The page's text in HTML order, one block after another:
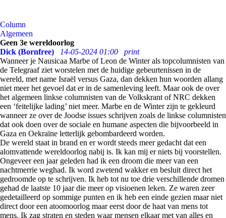
Column
Algemeen
Geen 3e wereldoorlog
Dick (Bornfree)
14-05-2024 01:00
print
Wanneer je Nausicaa Marbe of Leon de Winter als topcolumnisten van
de Telegraaf ziet worstelen met de huidige gebeurtenissen in de
wereld, met name Israël versus Gaza, dan dekken hun woorden allang
niet meer het gevoel dat er in de samenleving leeft. Maar ook de over
het algemeen linkse columnisten van de Volkskrant of NRC dekken
een ‘feitelijke lading’ niet meer. Marbe en de Winter zijn te gekleurd
wanneer ze over de Joodse issues schrijven zoals de linkse columnisten
dat ook doen over de sociale en humane aspecten die bijvoorbeeld in
Gaza en Oekraïne letterlijk gebombardeerd worden.
De wereld staat in brand en er wordt steeds meer gedacht dat een
alomvattende wereldoorlog nabij is. Ik kan mij er niets bij voorstellen.
Ongeveer een jaar geleden had ik een droom die meer van een
nachtmerrie weghad. Ik word zwetend wakker en besluit direct het
gedroomde op te schrijven. Ik heb tot nu toe drie verschillende dromen
gehad de laatste 10 jaar die meer op visioenen leken. Ze waren zeer
gedetailleerd op sommige punten en ik heb een einde gezien maar niet
direct door een atoomoorlog maar eerst door de haat van mens tot
mens. Ik zag straten en steden waar mensen elkaar met van alles en